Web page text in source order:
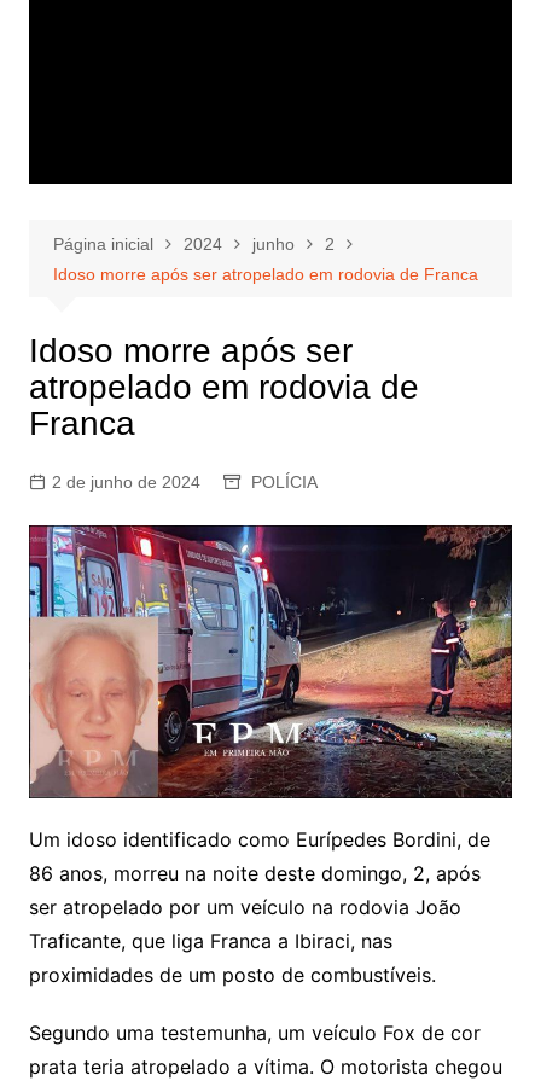
Página inicial 2024 junho
2
Idoso morre após ser atropelado em rodovia de Franca
Idoso morre após ser
atropelado em rodovia de
Franca
2 de junho de 2024 POLÍCIA
Um idoso identificado como Eurípedes Bordini, de
86 anos, morreu na noite deste domingo, 2, após
ser atropelado por um veículo na rodovia João
Traficante, que liga Franca a Ibiraci, nas
proximidades de um posto de combustíveis.
Segundo uma testemunha, um veículo Fox de cor
prata teria atropelado a vítima. O motorista chegou